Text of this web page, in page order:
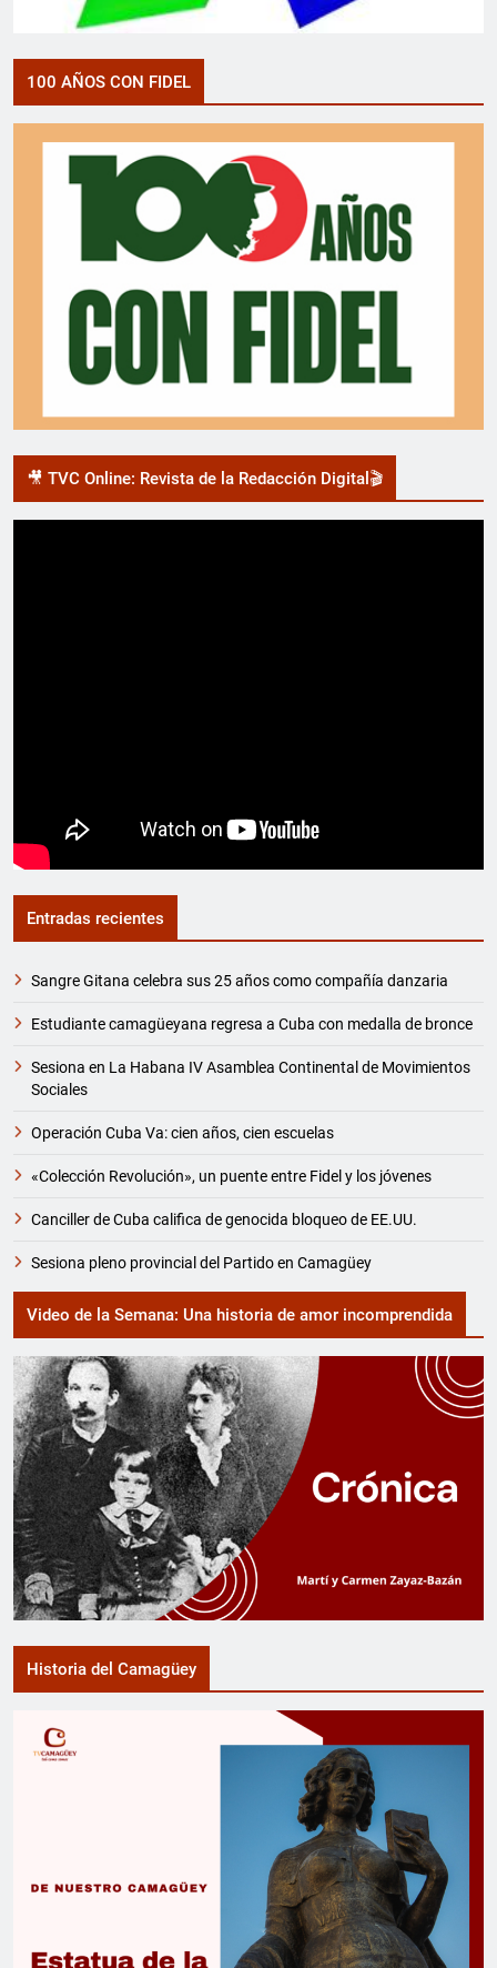
100 AÑOS CON FIDEL
🎥 TVC Online: Revista de la Redacción Digital🎬
Entradas recientes
Sangre Gitana celebra sus 25 años como compañía danzaria
Estudiante camagüeyana regresa a Cuba con medalla de bronce
Sesiona en La Habana IV Asamblea Continental de Movimientos
Sociales
Operación Cuba Va: cien años, cien escuelas
«Colección Revolución», un puente entre Fidel y los jóvenes
Canciller de Cuba califica de genocida bloqueo de EE.UU.
Sesiona pleno provincial del Partido en Camagüey
Video de la Semana: Una historia de amor incomprendida
Historia del Camagüey